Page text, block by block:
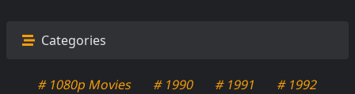
Categories
# 1080p Movies # 1990 # 1991
# 1992